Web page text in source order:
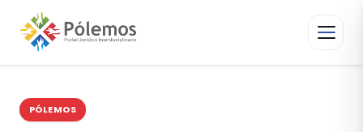
PÓLEMOS